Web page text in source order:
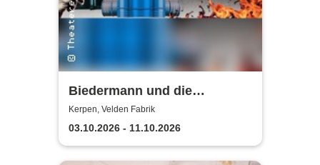
Biedermann und die
Brandstifter -
Theaterensemble dell' arte
e.V.
Kerpen, Velden Fabrik
03.10.2026 - 11.10.2026